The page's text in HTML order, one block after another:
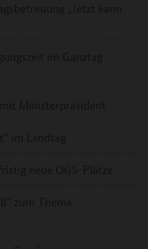
„Jetzt kann
im Ganztag
Ministerpräsident
im Landtag
neue OGS-Plätze
zum Thema